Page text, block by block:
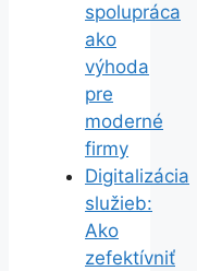
spolupráca
ako
výhoda
pre
moderné
firmy
Digitalizácia
služieb:
Ako
zefektívniť